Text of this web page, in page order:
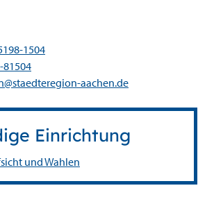
1504
81504
aachen.de
Einrichtung
und Wahlen